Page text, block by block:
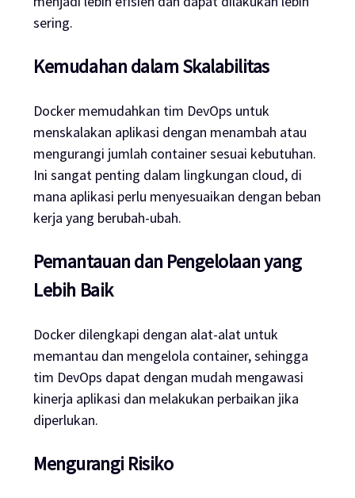
sering.
Kemudahan dalam Skalabilitas
Docker memudahkan tim DevOps untuk
menskalakan aplikasi dengan menambah atau
mengurangi jumlah container sesuai kebutuhan.
Ini sangat penting dalam lingkungan cloud, di
mana aplikasi perlu menyesuaikan dengan beban
kerja yang berubah-ubah.
Pemantauan dan Pengelolaan yang
Lebih Baik
Docker dilengkapi dengan alat-alat untuk
memantau dan mengelola container, sehingga
tim DevOps dapat dengan mudah mengawasi
kinerja aplikasi dan melakukan perbaikan jika
diperlukan.
Mengurangi Risiko